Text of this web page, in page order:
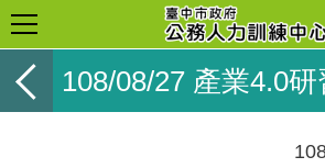
108/08/27 產業4.0研